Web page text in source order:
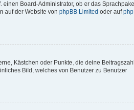
Board-Administrator, ob er das
auf der Website von phpBB Limited oder auf
Kästchen oder Punkte, die deine
Bild, welches von Benutzer zu Benutzer